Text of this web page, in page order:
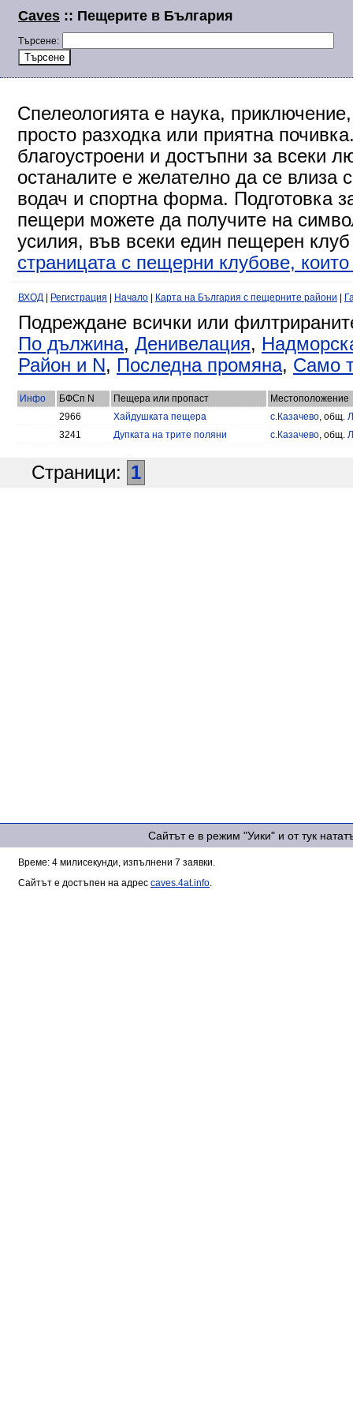
Caves :: Пещерите в България
Търсене:
Спелеологията е наука,
просто разходка или приятна
благоустроени и достъпни за всеки
останалите е желателно да се влиза
водач и спортна форма. Подготовка
пещери можете да получите на
усилия, във всеки един пещерен
страницата с пещерни клубове,
ВХОД Регистрация Начало Карта на България с пещерните райони
Подреждане всички или
По дължина, Денивелация,
Район и N, Последна промяна, Само
Инфо БФСп N Пещера или пропаст
Местоположение
2966
Хайдушката пещера с.Казачево, общ.
3241
Дупката на трите поляни с.Казачево, общ.
Страници: 1
Сайтът е в режим "Уики" и от тук
Време: 4 милисекунди, изпълнени 7 заявки.
Сайтът е достъпен на адрес caves.4at.info.